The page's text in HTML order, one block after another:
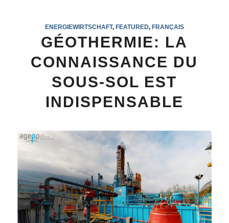
ENERGIEWIRTSCHAFT, FEATURED, FRANÇAIS
GÉOTHERMIE: LA
CONNAISSANCE DU
SOUS-SOL EST
INDISPENSABLE